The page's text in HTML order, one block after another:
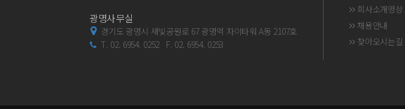
광명사무실
경기도 광명시 새빛공원로 67 광명역 자이타워 A동 2107호
T. 02. 6954. 0252 F. 02. 6954. 0253
회사소개영상
채용안내
찾아오시는길